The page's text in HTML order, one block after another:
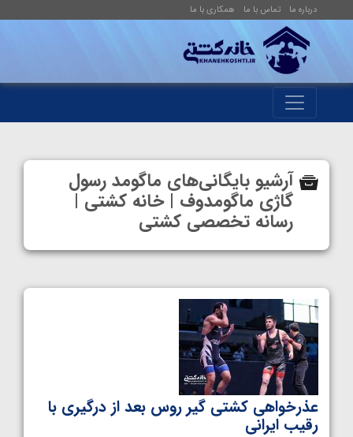
درباره ما تماس با ما همکاری با ما
آرشیو بایگانی‌های ماگومد رسول
گاژی ماگومدوف | خانه کشتی |
رسانه تخصصی کشتی
عذرخواهی کشتی گیر روس بعد از درگیری با
رقیب ایرانی